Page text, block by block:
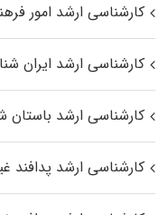
کارشناسی ارشد امور
کارشناسی ارشد ایران
کارشناسی ارشد باستان
کارشناسی ارشد پدافند